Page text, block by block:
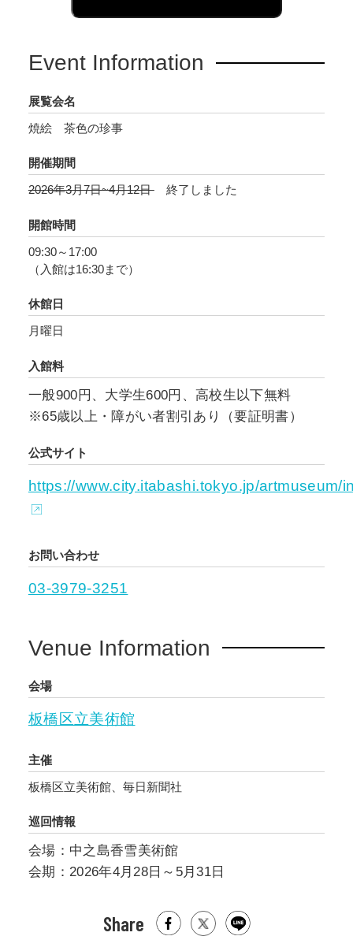
な技法だったことは、江戸後期の歌文集に 「い
る）」 〔村田春海『琴後集』「焼絵記」〕の一
文があることからも、うかがい知ることができ
茶色を基調とした焼絵は、ぱっと見は華やかと
言い難いものです。しかし、味わうほどに滋味
深く、心焦がれるような魅力を秘めています。
この春、板橋区立美術館で展開する茶色の珍事
を、ぜひ目撃してください。
Event Information
展覧会名
焼絵 茶色の珍事
開催期間
2026年3月7日~4月12日
終了しました
開館時間
09:30～17:00
（入館は16:30まで）
休館日
月曜日
入館料
一般900円、大学生600円、高校生以下無料
※65歳以上・障がい者割引あり（要証明書）
公式サイト
https://www.city.itabashi.tokyo.jp/artmuseum/
お問い合わせ
03-3979-3251
Venue Information
会場
板橋区立美術館
主催
板橋区立美術館、毎日新聞社
巡回情報
会場：中之島香雪美術館
会期：2026年4月28日～5月31日
Share